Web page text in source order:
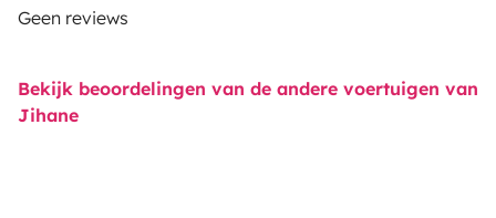
Geen reviews
Bekijk beoordelingen van de andere voertuigen van
Jihane